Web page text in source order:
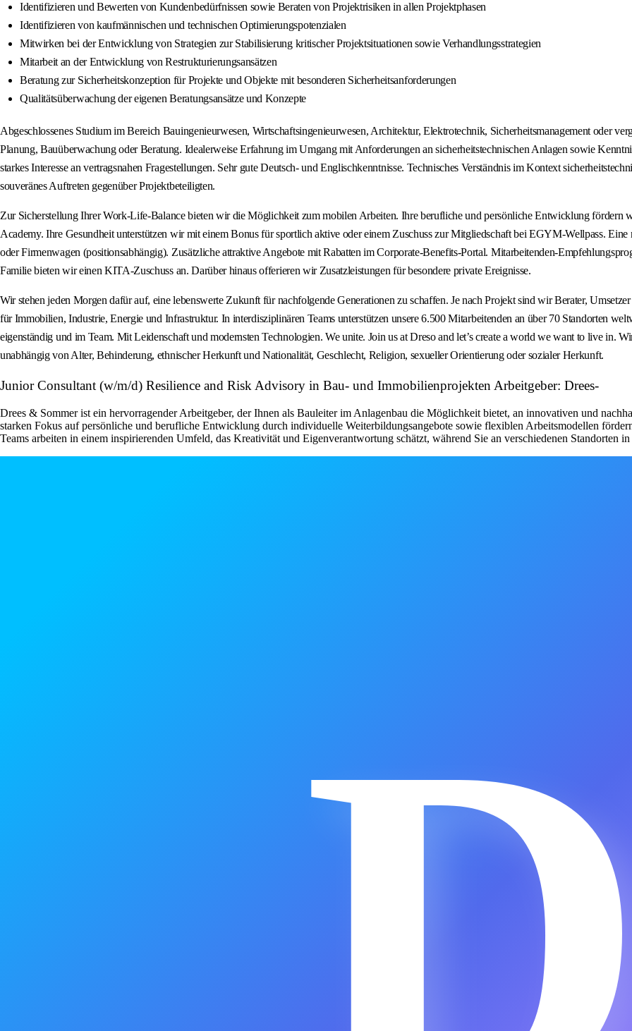
Identifizieren und Bewerten von Kundenbedürfnissen sowie Beraten von Projektrisiken in allen Projektphasen
Identifizieren von kaufmännischen und technischen Optimierungspotenzialen
Mitwirken bei der Entwicklung von Strategien zur Stabilisierung kritischer Projektsituationen sowie Verhandlungsstrategien
Mitarbeit an der Entwicklung von Restrukturierungsansätzen
Beratung zur Sicherheitskonzeption für Projekte und Objekte mit besonderen Sicherheitsanforderungen
Qualitätsüberwachung der eigenen Beratungsansätze und Konzepte
Abgeschlossenes Studium im Bereich Bauingenieurwesen, Wirtschaftsingenieurwesen, Architektur, Elektrotechnik, Sicherheitsmanagement oder
Planung, Bauüberwachung oder Beratung. Idealerweise Erfahrung im Umgang mit Anforderungen an sicherheitstechnischen Anlagen sowie
starkes Interesse an vertragsnahen Fragestellungen. Sehr gute Deutsch- und Englischkenntnisse. Technisches Verständnis im Kontext
souveränes Auftreten gegenüber Projektbeteiligten.
Zur Sicherstellung Ihrer Work-Life-Balance bieten wir die Möglichkeit zum mobilen Arbeiten. Ihre berufliche und persönliche Entwicklung
Academy. Ihre Gesundheit unterstützen wir mit einem Bonus für sportlich aktive oder einem Zuschuss zur Mitgliedschaft bei EGYM-Wellpass.
oder Firmenwagen (positionsabhängig). Zusätzliche attraktive Angebote mit Rabatten im Corporate-Benefits-Portal. Mitarbeitenden-
Familie bieten wir einen KITA-Zuschuss an. Darüber hinaus offerieren wir Zusatzleistungen für besondere private Ereignisse.
Wir stehen jeden Morgen dafür auf, eine lebenswerte Zukunft für nachfolgende Generationen zu schaffen. Je nach Projekt sind wir Berater,
für Immobilien, Industrie, Energie und Infrastruktur. In interdisziplinären Teams unterstützen unsere 6.500 Mitarbeitenden an über 70 Standorten
eigenständig und im Team. Mit Leidenschaft und modernsten Technologien. We unite. Join us at Dreso and let’s create a world we want to live in.
unabhängig von Alter, Behinderung, ethnischer Herkunft und Nationalität, Geschlecht, Religion, sexueller Orientierung oder sozialer Herkunft.
Junior Consultant (w/m/d) Resilience and Risk Advisory in Bau- und Immobilienprojekten Arbeitgeber: Drees-
Drees & Sommer ist ein hervorragender Arbeitgeber, der Ihnen als Bauleiter im Anlagenbau die Möglichkeit bietet, an innovativen und
starken Fokus auf persönliche und berufliche Entwicklung durch individuelle Weiterbildungsangebote sowie flexiblen Arbeitsmodellen
Teams arbeiten in einem inspirierenden Umfeld, das Kreativität und Eigenverantwortung schätzt, während Sie an verschiedenen Standorten